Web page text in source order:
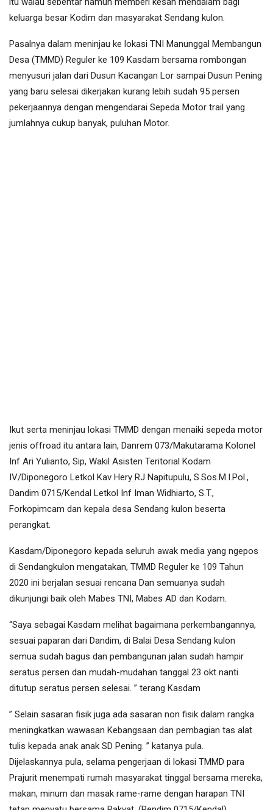
keluarga besar Kodim dan masyarakat Sendang kulon.
Pasalnya dalam meninjau ke lokasi TNI Manunggal Membangun
Desa (TMMD) Reguler ke 109 Kasdam bersama rombongan
menyusuri jalan dari Dusun Kacangan Lor sampai Dusun Pening
yang baru selesai dikerjakan kurang lebih sudah 95 persen
pekerjaannya dengan mengendarai Sepeda Motor trail yang
jumlahnya cukup banyak, puluhan Motor.
Ikut serta meninjau lokasi TMMD dengan menaiki sepeda motor
jenis offroad itu antara lain, Danrem 073/Makutarama Kolonel
Inf Ari Yulianto, Sip, Wakil Asisten Teritorial Kodam
IV/Diponegoro Letkol Kav Hery RJ Napitupulu, S.Sos.M.I.Pol.,
Dandim 0715/Kendal Letkol Inf Iman Widhiarto, S.T.,
Forkopimcam dan kepala desa Sendang kulon beserta
perangkat.
Kasdam/Diponegoro kepada seluruh awak media yang ngepos
di Sendangkulon mengatakan, TMMD Reguler ke 109 Tahun
2020 ini berjalan sesuai rencana Dan semuanya sudah
dikunjungi baik oleh Mabes TNI, Mabes AD dan Kodam.
“Saya sebagai Kasdam melihat bagaimana perkembangannya,
sesuai paparan dari Dandim, di Balai Desa Sendang kulon
semua sudah bagus dan pembangunan jalan sudah hampir
seratus persen dan mudah-mudahan tanggal 23 okt nanti
ditutup seratus persen selesai. ” terang Kasdam
” Selain sasaran fisik juga ada sasaran non fisik dalam rangka
meningkatkan wawasan Kebangsaan dan pembagian tas alat
tulis kepada anak anak SD Pening. ” katanya pula.
Dijelaskannya pula, selama pengerjaan di lokasi TMMD para
Prajurit menempati rumah masyarakat tinggal bersama mereka,
makan, minum dan masak rame-rame dengan harapan TNI